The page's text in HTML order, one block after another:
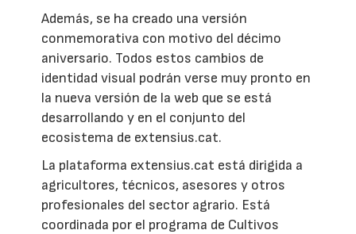
Además, se ha creado una versión
conmemorativa con motivo del décimo
aniversario. Todos estos cambios de
identidad visual podrán verse muy pronto en
la nueva versión de la web que se está
desarrollando y en el conjunto del
ecosistema de extensius.cat.
La plataforma extensius.cat está dirigida a
agricultores, técnicos, asesores y otros
profesionales del sector agrario. Está
coordinada por el programa de Cultivos